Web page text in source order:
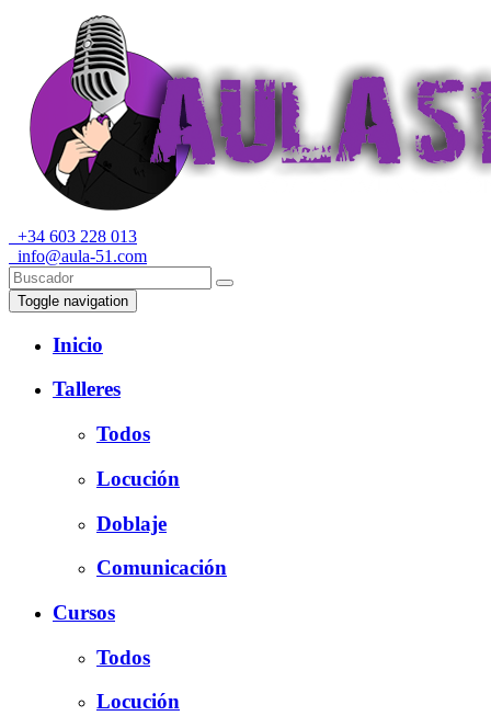
+34 603 228 013
info@aula-51.com
Toggle navigation
Inicio
Talleres
Todos
Locución
Doblaje
Comunicación
Cursos
Todos
Locución